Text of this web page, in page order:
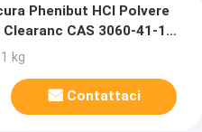
Phenibut HCl Polvere
CAS 3060-41-1
kg
Contattaci